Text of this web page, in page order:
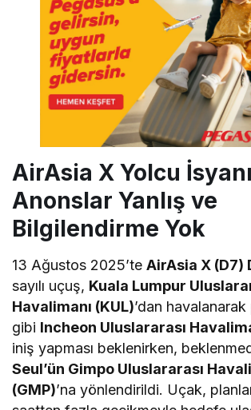
AirAsia X Yolcu
Anonslar Yanlış ve
Bilgilendirme Yok
13 Ağustos 2025’teAirAsia X (D7)
sayılı uçuş, Kuala Lumpur
Havalimanı (KUL)’dan havalanarak
gibi Incheon Uluslararası
iniş yapması beklenirken,
Seul’ün Gimpo Uluslararası
(GMP)’na yönlendirildi. Uçak,